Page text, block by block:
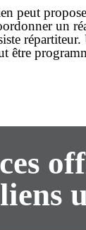
peut
un
être